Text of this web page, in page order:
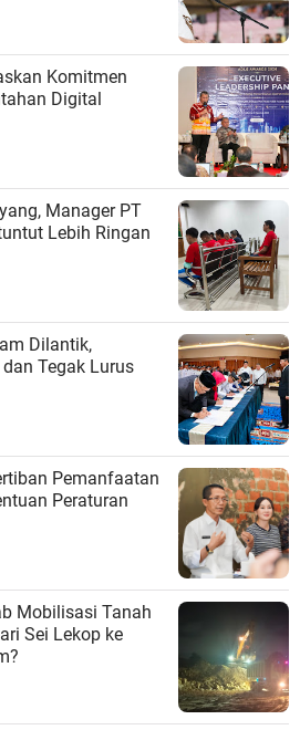
Komitmen
Digital
Manager PT
Lebih Ringan
Dilantik,
Tegak Lurus
Pemanfaatan
Peraturan
Mobilisasi Tanah
Sei Lekop ke